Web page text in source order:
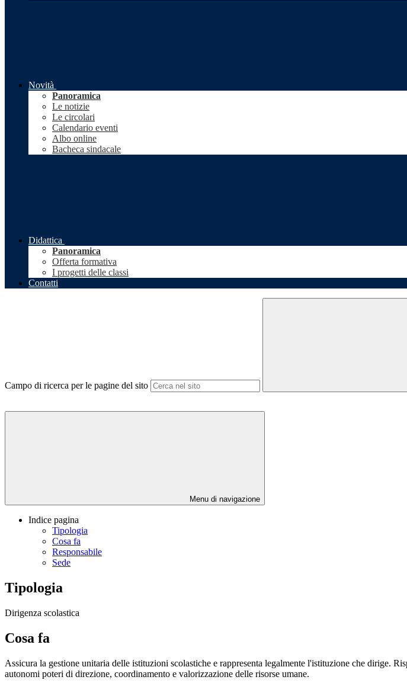
Novità
Panoramica
Le notizie
Le circolari
Calendario eventi
Albo online
Bacheca sindacale
Didattica
Panoramica
Offerta formativa
I progetti delle classi
Contatti
Campo di ricerca per le pagine del sito
Menu di navigazione
Indice pagina
Tipologia
Cosa fa
Responsabile
Sede
Tipologia
Dirigenza scolastica
Cosa fa
Assicura la gestione unitaria delle istituzioni scolastiche e rappresenta legalmente l'istituzione che dirige.
autonomi poteri di direzione, coordinamento e valorizzazione delle risorse umane.